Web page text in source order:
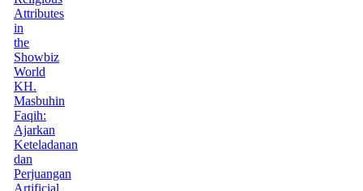
Attributes
in
the
Showbiz
World
KH.
Masbuhin
Faqih:
Ajarkan
Keteladanan
dan
Perjuangan
Artificial